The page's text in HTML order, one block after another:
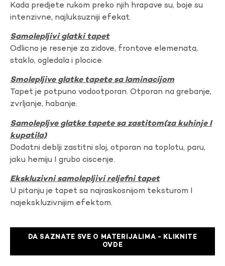
Kada predjete rukom preko njih hrapave su, boje su
intenzivne, najluksuzniji efekat.
Samolepljivi glatki tapet
Odlicno je resenje za zidove, frontove elemenata,
staklo, ogledala i plocice.
Smolepljive glatke tapete sa laminacijom
Tapet je potpuno vodootporan. Otporan na grebanje,
zvrljanje, habanje.
Samolepljve glatke tapete sa zastitom(za kuhinje I
kupatila)
Dodatni deblji zastitni sloj, otporan na toplotu, paru,
jaku hemiju I grubo ciscenje.
Ekskluzivni samolepljivi reljefni tapet
U pitanju je tapet sa najraskosnijom teksturom I
najekskluzivnijim efektom.
DA SAZNATE SVE O MATERIJALIMA - KLIKNITE
OVDE